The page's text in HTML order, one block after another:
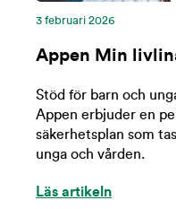
3 februari 2026
Appen Min
Stöd för barn och
Appen erbjuder en
säkerhetsplan som
unga och vården.
Läs artikeln